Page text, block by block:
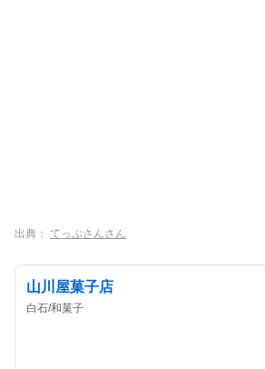
出典： てっぷさんさん
山川屋菓子店
白石/和菓子